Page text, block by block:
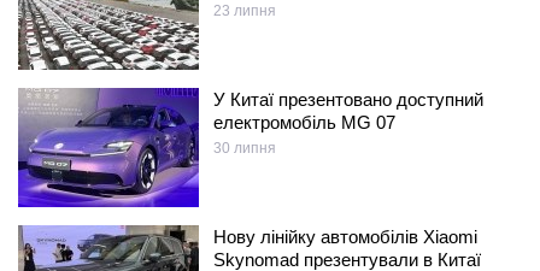
23 липня
У Китаї презентовано доступний
електромобіль MG 07
30 липня
Нову лінійку автомобілів Xiaomi
Skynomad презентували в Китаї